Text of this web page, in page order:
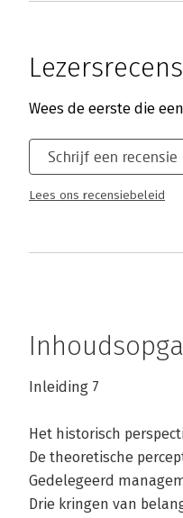
Wees de eerste die
Schrijf een recensie
Lees ons recensiebeleid
Inleiding 7
Het historisch
De theoretische
Gedelegeerd
Drie kringen van